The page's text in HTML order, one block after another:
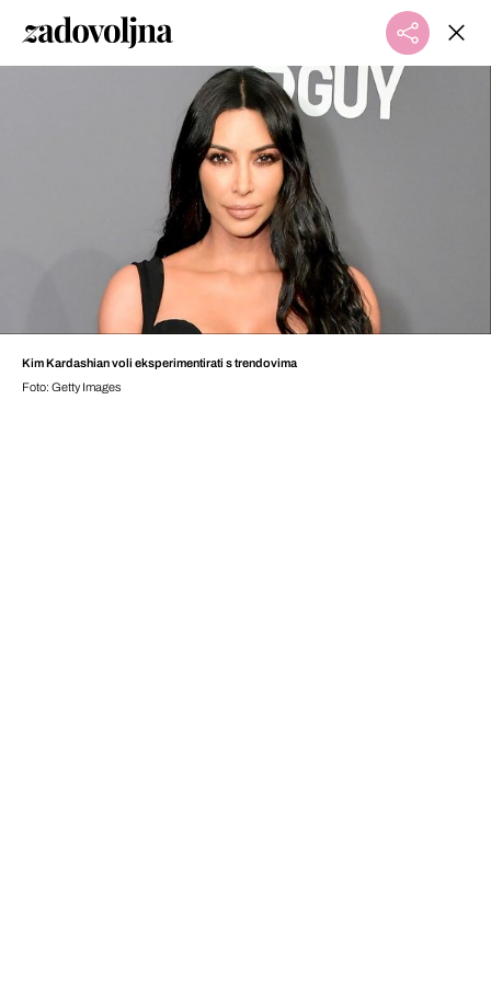
Kim Kardashian voli eksperimentirati s trendovima
Foto: Getty Images